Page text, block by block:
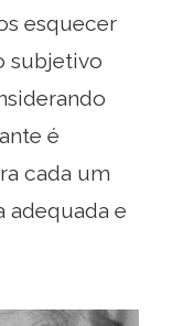
esquecer
subjetivo
é
cada um
adequada e